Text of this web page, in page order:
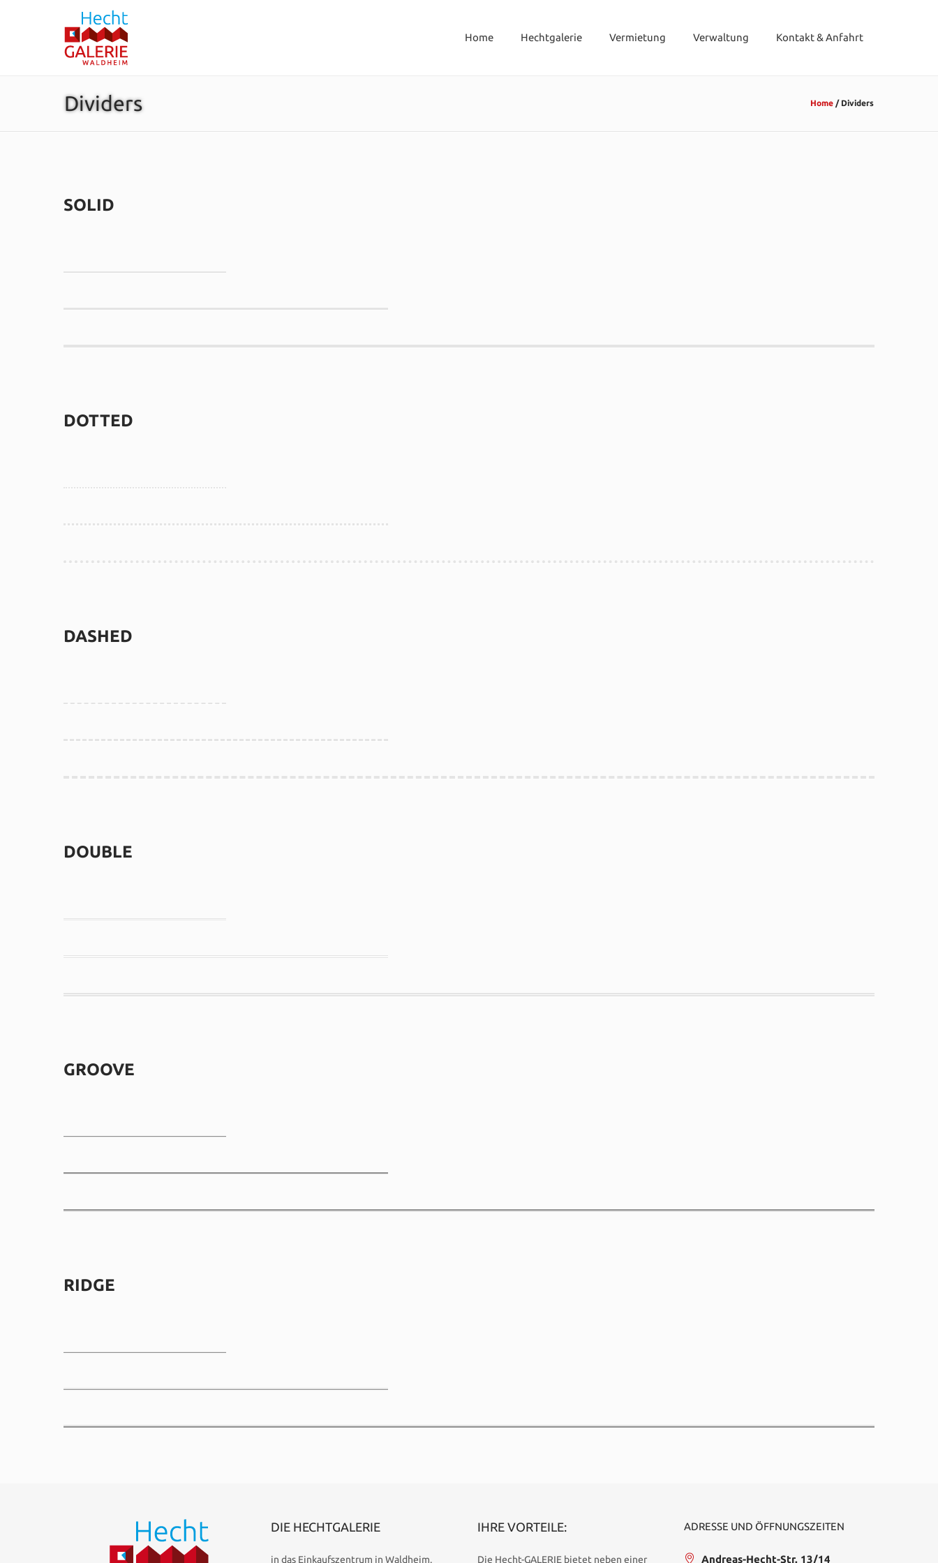
Home Hechtgalerie Vermietung Verwaltung Kontakt & Anfahrt
Dividers Home / Dividers
SOLID
DOTTED
DASHED
DOUBLE
GROOVE
RIDGE
DIE HECHTGALERIE
in das Einkaufszentrum in Waldheim.
IHRE VORTEILE:
Die Hecht-GALERIE bietet neben einer
ADRESSE UND ÖFFNUNGSZEITEN
Andreas-Hecht-Str. 13/14